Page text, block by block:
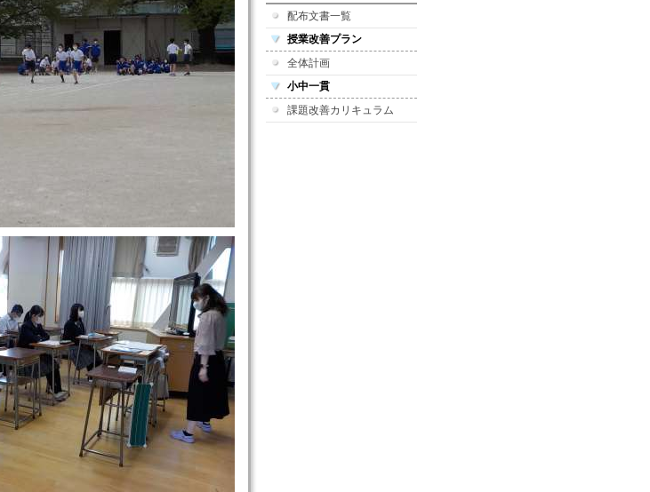
配布文書一覧
授業改善プラン
全体計画
小中一貫
課題改善カリキュラム